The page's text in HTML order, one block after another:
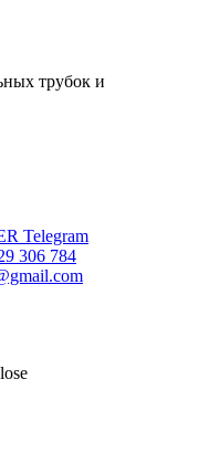
трубок и
Telegram
306 784